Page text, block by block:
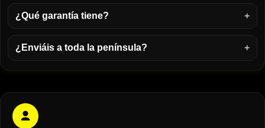
¿Qué garantía tiene?
¿Enviáis a toda la península?